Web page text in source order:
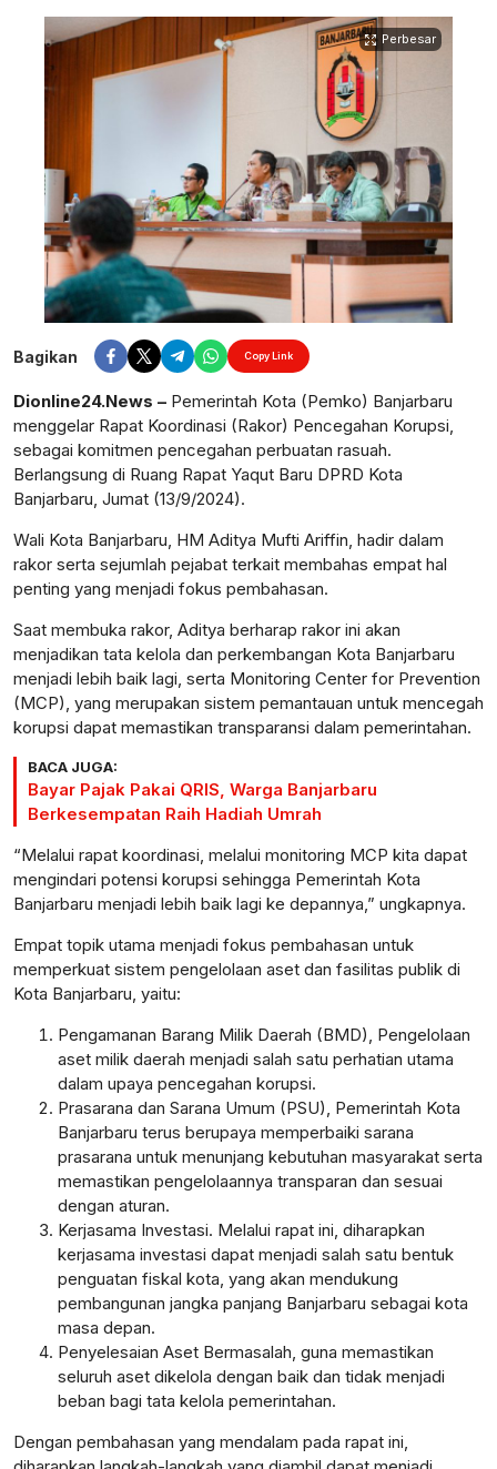
Perbesar
Bagikan Copy Link
Dionline24.News – Pemerintah Kota (Pemko) Banjarbaru
menggelar Rapat Koordinasi (Rakor) Pencegahan Korupsi,
sebagai komitmen pencegahan perbuatan rasuah.
Berlangsung di Ruang Rapat Yaqut Baru DPRD Kota
Banjarbaru, Jumat (13/9/2024).
Wali Kota Banjarbaru, HM Aditya Mufti Ariffin, hadir dalam
rakor serta sejumlah pejabat terkait membahas empat hal
penting yang menjadi fokus pembahasan.
Saat membuka rakor, Aditya berharap rakor ini akan
menjadikan tata kelola dan perkembangan Kota Banjarbaru
menjadi lebih baik lagi, serta Monitoring Center for Prevention
(MCP), yang merupakan sistem pemantauan untuk mencegah
korupsi dapat memastikan transparansi dalam pemerintahan.
BACA JUGA:
Bayar Pajak Pakai QRIS, Warga Banjarbaru
Berkesempatan Raih Hadiah Umrah
“Melalui rapat koordinasi, melalui monitoring MCP kita dapat
mengindari potensi korupsi sehingga Pemerintah Kota
Banjarbaru menjadi lebih baik lagi ke depannya,” ungkapnya.
Empat topik utama menjadi fokus pembahasan untuk
memperkuat sistem pengelolaan aset dan fasilitas publik di
Kota Banjarbaru, yaitu:
Pengamanan Barang Milik Daerah (BMD), Pengelolaan
aset milik daerah menjadi salah satu perhatian utama
dalam upaya pencegahan korupsi.
Prasarana dan Sarana Umum (PSU), Pemerintah Kota
Banjarbaru terus berupaya memperbaiki sarana
prasarana untuk menunjang kebutuhan masyarakat serta
memastikan pengelolaannya transparan dan sesuai
dengan aturan.
Kerjasama Investasi. Melalui rapat ini, diharapkan
kerjasama investasi dapat menjadi salah satu bentuk
penguatan fiskal kota, yang akan mendukung
pembangunan jangka panjang Banjarbaru sebagai kota
masa depan.
Penyelesaian Aset Bermasalah, guna memastikan
seluruh aset dikelola dengan baik dan tidak menjadi
beban bagi tata kelola pemerintahan.
Dengan pembahasan yang mendalam pada rapat ini,